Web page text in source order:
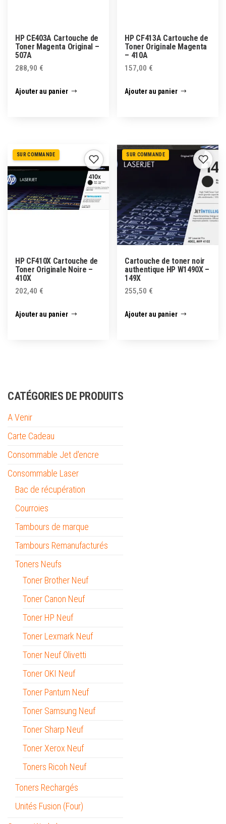
HP CE403A Cartouche de
Toner Magenta Original –
507A
288,90 €
Ajouter au panier
HP CF413A Cartouche de
Toner Originale Magenta
– 410A
157,00 €
Ajouter au panier
SUR COMMANDE
HP CF410X Cartouche de
Toner Originale Noire –
410X
202,40 €
Ajouter au panier
SUR COMMANDE
Cartouche de toner noir
authentique HP W1490X –
149X
255,50 €
Ajouter au panier
CATÉGORIES DE PRODUITS
A Venir
Carte Cadeau
Consommable Jet d'encre
Consommable Laser
Bac de récupération
Courroies
Tambours de marque
Tambours Remanufacturés
Toners Neufs
Toner Brother Neuf
Toner Canon Neuf
Toner HP Neuf
Toner Lexmark Neuf
Toner Neuf Olivetti
Toner OKI Neuf
Toner Pantum Neuf
Toner Samsung Neuf
Toner Sharp Neuf
Toner Xerox Neuf
Toners Ricoh Neuf
Toners Rechargés
Unités Fusion (Four)